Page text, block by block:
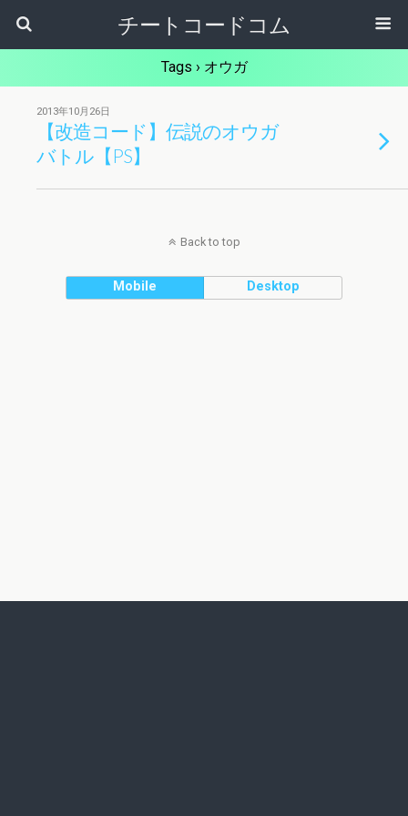
チートコードコム
Tags › オウガ
2013年10月26日
【改造コード】伝説のオウガ
バトル【PS】
Back to top
Mobile Desktop